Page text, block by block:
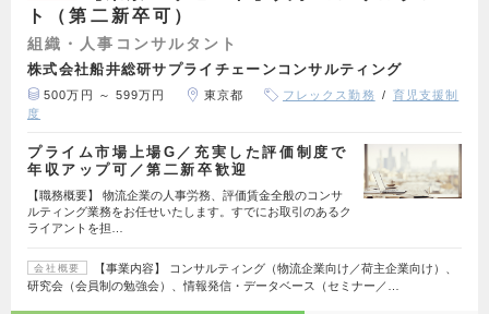
ト（第二新卒可）
組織・人事コンサルタント
株式会社船井総研サプライチェーンコンサルティング
500万円 ～ 599万円 東京都 フレックス勤務
育児支援制
度
プライム市場上場G／充実した評価制度で
年収アップ可／第二新卒歓迎
【職務概要】 物流企業の人事労務、評価賃金全般のコンサ
ルティング業務をお任せいたします。すでにお取引のあるク
ライアントを担…
会社概要
【事業内容】 コンサルティング（物流企業向け／荷主企業向け）、
研究会（会員制の勉強会）、情報発信・データベース（セミナー／…